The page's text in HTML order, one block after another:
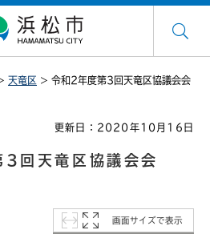
天竜区 > 令和2年度第3回天竜区協議会会
更新日：2020年10月16日
回天竜区協議会会
画面サイズで表示